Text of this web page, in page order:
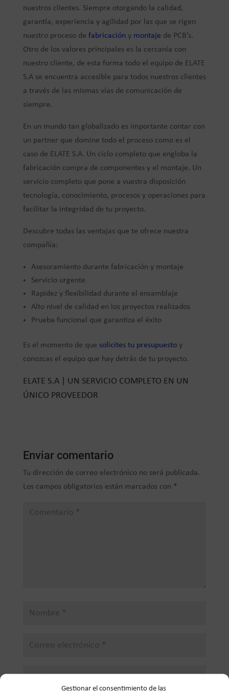
Gestionar el consentimiento de las
nuestros clientes. Siempre otorgando la calidad,
garantía, experiencia y agilidad por las que se rigen
nuestro proceso de fabricación y montaje de PCB’s.
Otro de los valores principales es la cercanía con
nuestro cliente, de esta forma todo el equipo de ELATE
S.A se encuentra accesible para todos nuestros clientes
a través de las mismas vías de comunicación de
siempre.
En un mundo tan globalizado es importante contar con
un partner que domine todo el proceso como es el
caso de ELATE S.A. Un ciclo completo que engloba la
fabricación compra de componentes y el montaje. Un
servicio completo que pone a vuestra disposición
tecnología, conocimiento, procesos y operaciones para
facilitar la integridad de tu proyecto.
Descubre todas las ventajas que te ofrece nuestra
compañía:
Asesoramiento durante fabricación y montaje
Servicio urgente
Rapidez y flexibilidad durante el ensamblaje
Alto nivel de calidad en los proyectos realizados
Prueba funcional que garantiza el éxito
Es el momento de que solicites tu presupuestoy
conozcas el equipo que hay detrás de tu proyecto.
ELATE S.A | UN SERVICIO COMPLETO EN UN
ÚNICO PROVEEDOR
Enviar comentario
Tu dirección de correo electrónico no será publicada.
Los campos obligatorios están marcados con *